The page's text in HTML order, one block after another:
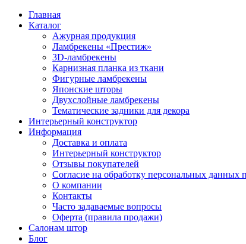
Главная
Каталог
Ажурная продукция
Ламбрекены «Престиж»
3D-ламбрекены
Карнизная планка из ткани
Фигурные ламбрекены
Японские шторы
Двухслойные ламбрекены
Тематические задники для декора
Интерьерный конструктор
Информация
Доставка и оплата
Интерьерный конструктор
Отзывы покупателей
Согласие на обработку персональных данных
О компании
Контакты
Часто задаваемые вопросы
Оферта (правила продажи)
Салонам штор
Блог